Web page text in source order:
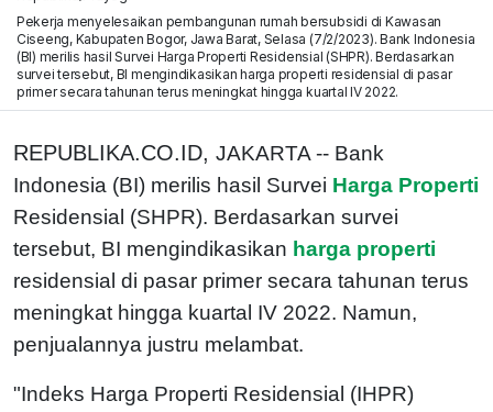
Pekerja menyelesaikan pembangunan rumah bersubsidi di Kawasan
Ciseeng, Kabupaten Bogor, Jawa Barat, Selasa (7/2/2023). Bank Indonesia
(BI) merilis hasil Survei Harga Properti Residensial (SHPR). Berdasarkan
survei tersebut, BI mengindikasikan harga properti residensial di pasar
primer secara tahunan terus meningkat hingga kuartal IV 2022.
REPUBLIKA.CO.ID, JAKARTA -- Bank
Indonesia (BI) merilis hasil Survei Harga Properti
Residensial (SHPR). Berdasarkan survei
tersebut, BI mengindikasikan harga properti
residensial di pasar primer secara tahunan terus
meningkat hingga kuartal IV 2022. Namun,
penjualannya justru melambat.
"Indeks Harga Properti Residensial (IHPR)